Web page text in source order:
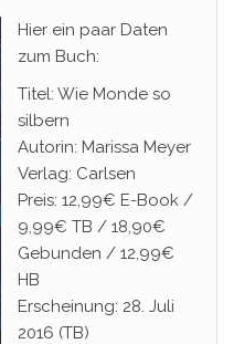
Hier ein paar Daten
zum Buch:
Titel: Wie Monde so
silbern
Autorin: Marissa Meyer
Verlag: Carlsen
Preis: 12,99€ E-Book /
9,99€ TB / 18,90€
Gebunden / 12,99€
HB
Erscheinung: 28. Juli
2016 (TB)